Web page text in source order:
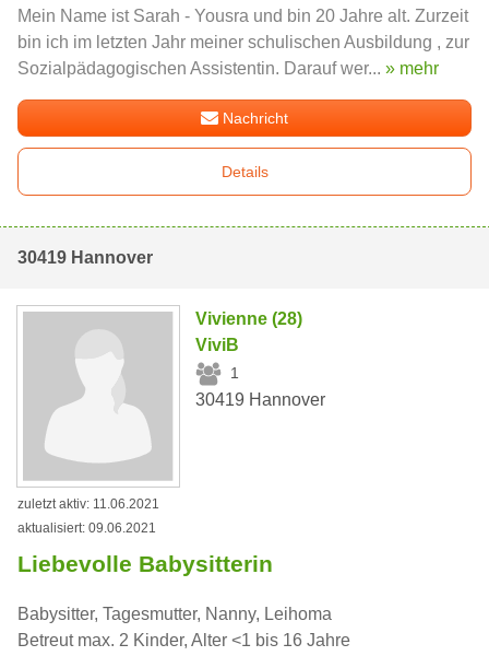
Mein Name ist Sarah - Yousra und bin 20 Jahre alt. Zurzeit
bin ich im letzten Jahr meiner schulischen Ausbildung , zur
Sozialpädagogischen Assistentin. Darauf wer... » mehr
Nachricht
Details
30419 Hannover
Vivienne (28)
ViviB
1
30419 Hannover
zuletzt aktiv: 11.06.2021
aktualisiert: 09.06.2021
Liebevolle Babysitterin
Babysitter, Tagesmutter, Nanny, Leihoma
Betreut max. 2 Kinder, Alter <1 bis 16 Jahre